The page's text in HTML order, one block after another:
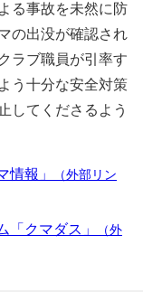
る事故を未然に防
の出没が確認され
ラブ職員が引率す
う十分な安全対策
してくださるよう
情報」
（外部リン
「クマダス」
（外